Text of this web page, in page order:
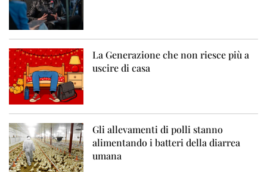
La Generazione che non riesce più a
uscire di casa
Gli allevamenti di polli stanno
alimentando i batteri della diarrea
umana